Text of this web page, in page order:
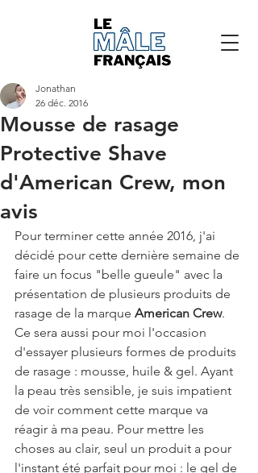
Mousse de rasage
Protective Shave
d'American Crew, mon
avis
Jonathan
26 déc. 2016
Pour terminer cette année 2016, j'ai
décidé pour cette dernière semaine de
faire un focus "belle gueule" avec la
présentation de plusieurs produits de
rasage de la marque American Crew.
Ce sera aussi pour moi l'occasion
d'essayer plusieurs formes de produits
de rasage : mousse, huile & gel. Ayant
la peau très sensible, je suis impatient
de voir comment cette marque va
réagir à ma peau. Pour mettre les
choses au clair, seul un produit a pour
l'instant été parfait pour moi : le gel de